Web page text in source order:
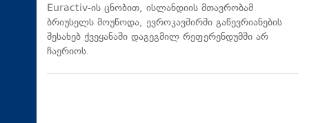
Euractiv-ის ცნობით, ისლანდიის მთავრობამ
ბრიუსელს მოუწოდა, ევროკავშირში გაწევრიანების
შესახებ ქვეყანაში დაგეგმილ რეფერენდუმში არ
ჩაერიოს.